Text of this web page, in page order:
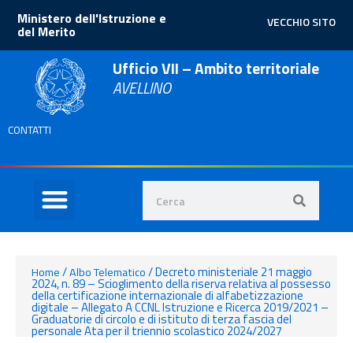
VECCHIO SITO
Ministero dell'Istruzione e
del Merito
Ufficio VII – Ambito territoriale
AVELLINO
CONTATTI
Home/Albo Telematico/Decreto ministeriale 21 maggio
2024, n. 89 – Scioglimento della riserva relativa al possesso
della certificazione internazionale di alfabetizzazione
digitale – Allegato A CCNL Istruzione e Ricerca 2019/2021 –
Graduatorie di circolo e di istituto di terza fascia del
personale Ata per il triennio scolastico 2024/2027